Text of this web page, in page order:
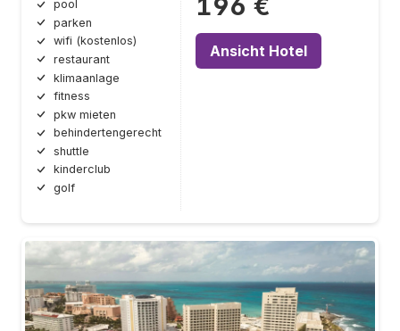
pool
parken
wifi (kostenlos)
restaurant
klimaanlage
fitness
pkw mieten
behindertengerecht
shuttle
kinderclub
golf
Ansicht Hotel